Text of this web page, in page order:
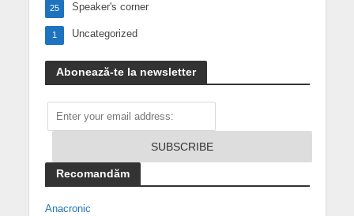
Speaker's corner
25
Uncategorized
1
Abonează-te la newsletter
Recomandăm
Anacronic